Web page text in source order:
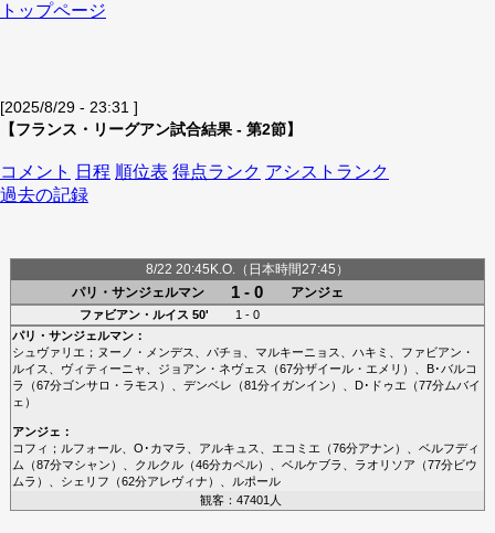
トップページ
[2025/8/29 - 23:31 ]
【フランス・リーグアン試合結果 - 第2節】
コメント 日程 順位表 得点ランク アシストランク
過去の記録
8/22 20:45K.O.（日本時間27:45）
パリ・サンジェルマン
1 - 0 アンジェ
ファビアン・ルイス 50'
1 - 0
パリ・サンジェルマン：
シュヴァリエ ； ヌーノ・メンデス パチョ マルキーニョス ハキミ
ファビアン・
ルイス
ヴィティーニャ ジョアン・ネヴェス （67分ザイール・エメリ ）、 B･バルコ
ラ
（67分ゴンサロ・ラモス ）、 デンベレ （81分イガンイン ）、 D･ドゥエ （77分ムバイ
ェ ）
アンジェ ：
コフィ ； ルフォール、 O･カマラ アルキュス エコミエ （76分アナン ）、 ベルフディ
ム （87分マシャン ）、 クルクル（46分カペル）、 ベルケブラ ラオリソア （77分ビウ
ムラ ）、 シェリフ （62分アレヴィナ ）、 ルポール
観客：47401人